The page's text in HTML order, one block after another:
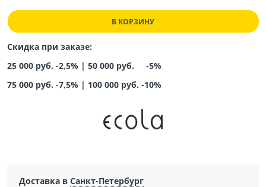
В КОРЗИНУ
Скидка при заказе:
25 000 руб. -2,5% | 50 000 руб. -5%
75 000 руб. -7,5% | 100 000 руб. -10%
Доставка в Санкт-Петербург